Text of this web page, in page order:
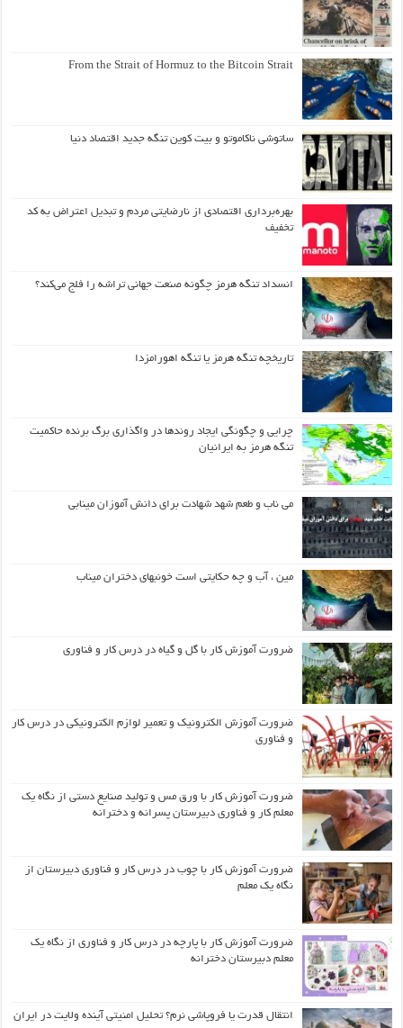
From the Strait of Hormuz to the Bitcoin Strait
ساتوشی ناکاموتو و بیت کوین تنگه جدید اقتصاد دنیا
بهره‌برداری اقتصادی از نارضایتی مردم و تبدیل اعتراض به کد
تخفیف
انسداد تنگه هرمز چگونه صنعت جهانی تراشه را فلج می‌کند؟
تاریخچه تنگه هرمز یا تنگه اهورامزدا
چرایی و چگونگی ایجاد روندها در واگذاری برگ برنده حاکمیت
تنگه هرمز به ایرانیان
می ناب و طعم شهد شهادت برای دانش آموزان مینابی
مین ، آب و چه حکایتی است خونبهای دختران میناب
ضرورت آموزش کار با گل و گیاه در درس کار و فناوری
ضرورت آموزش الکترونیک و تعمیر لوازم الکترونیکی در درس کار
و فناوری
ضرورت آموزش کار با ورق مس و تولید صنایع دستی از نگاه یک
معلم کار و فناوری دبیرستان پسرانه و دخترانه
ضرورت آموزش کار با چوب در درس کار و فناوری دبیرستان از
نگاه یک معلم
ضرورت آموزش کار با پارچه در درس کار و فناوری از نگاه یک
معلم دبیرستان دخترانه
انتقال قدرت یا فروپاشی نرم؟ تحلیل امنیتی آینده ولایت در ایران